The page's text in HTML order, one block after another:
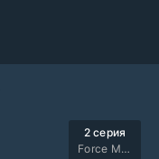
2 серия
Force Media